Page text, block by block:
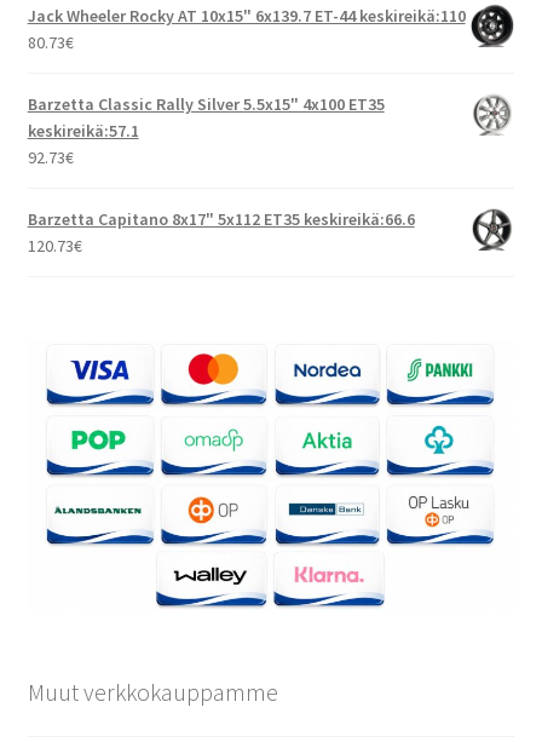
Jack Wheeler Rocky AT 10x15" 6x139.7 ET-44 keskireikä:110
80.73€
Barzetta Classic Rally Silver 5.5x15" 4x100 ET35
keskireikä:57.1
92.73€
Barzetta Capitano 8x17" 5x112 ET35 keskireikä:66.6
120.73€
Muut verkkokauppamme